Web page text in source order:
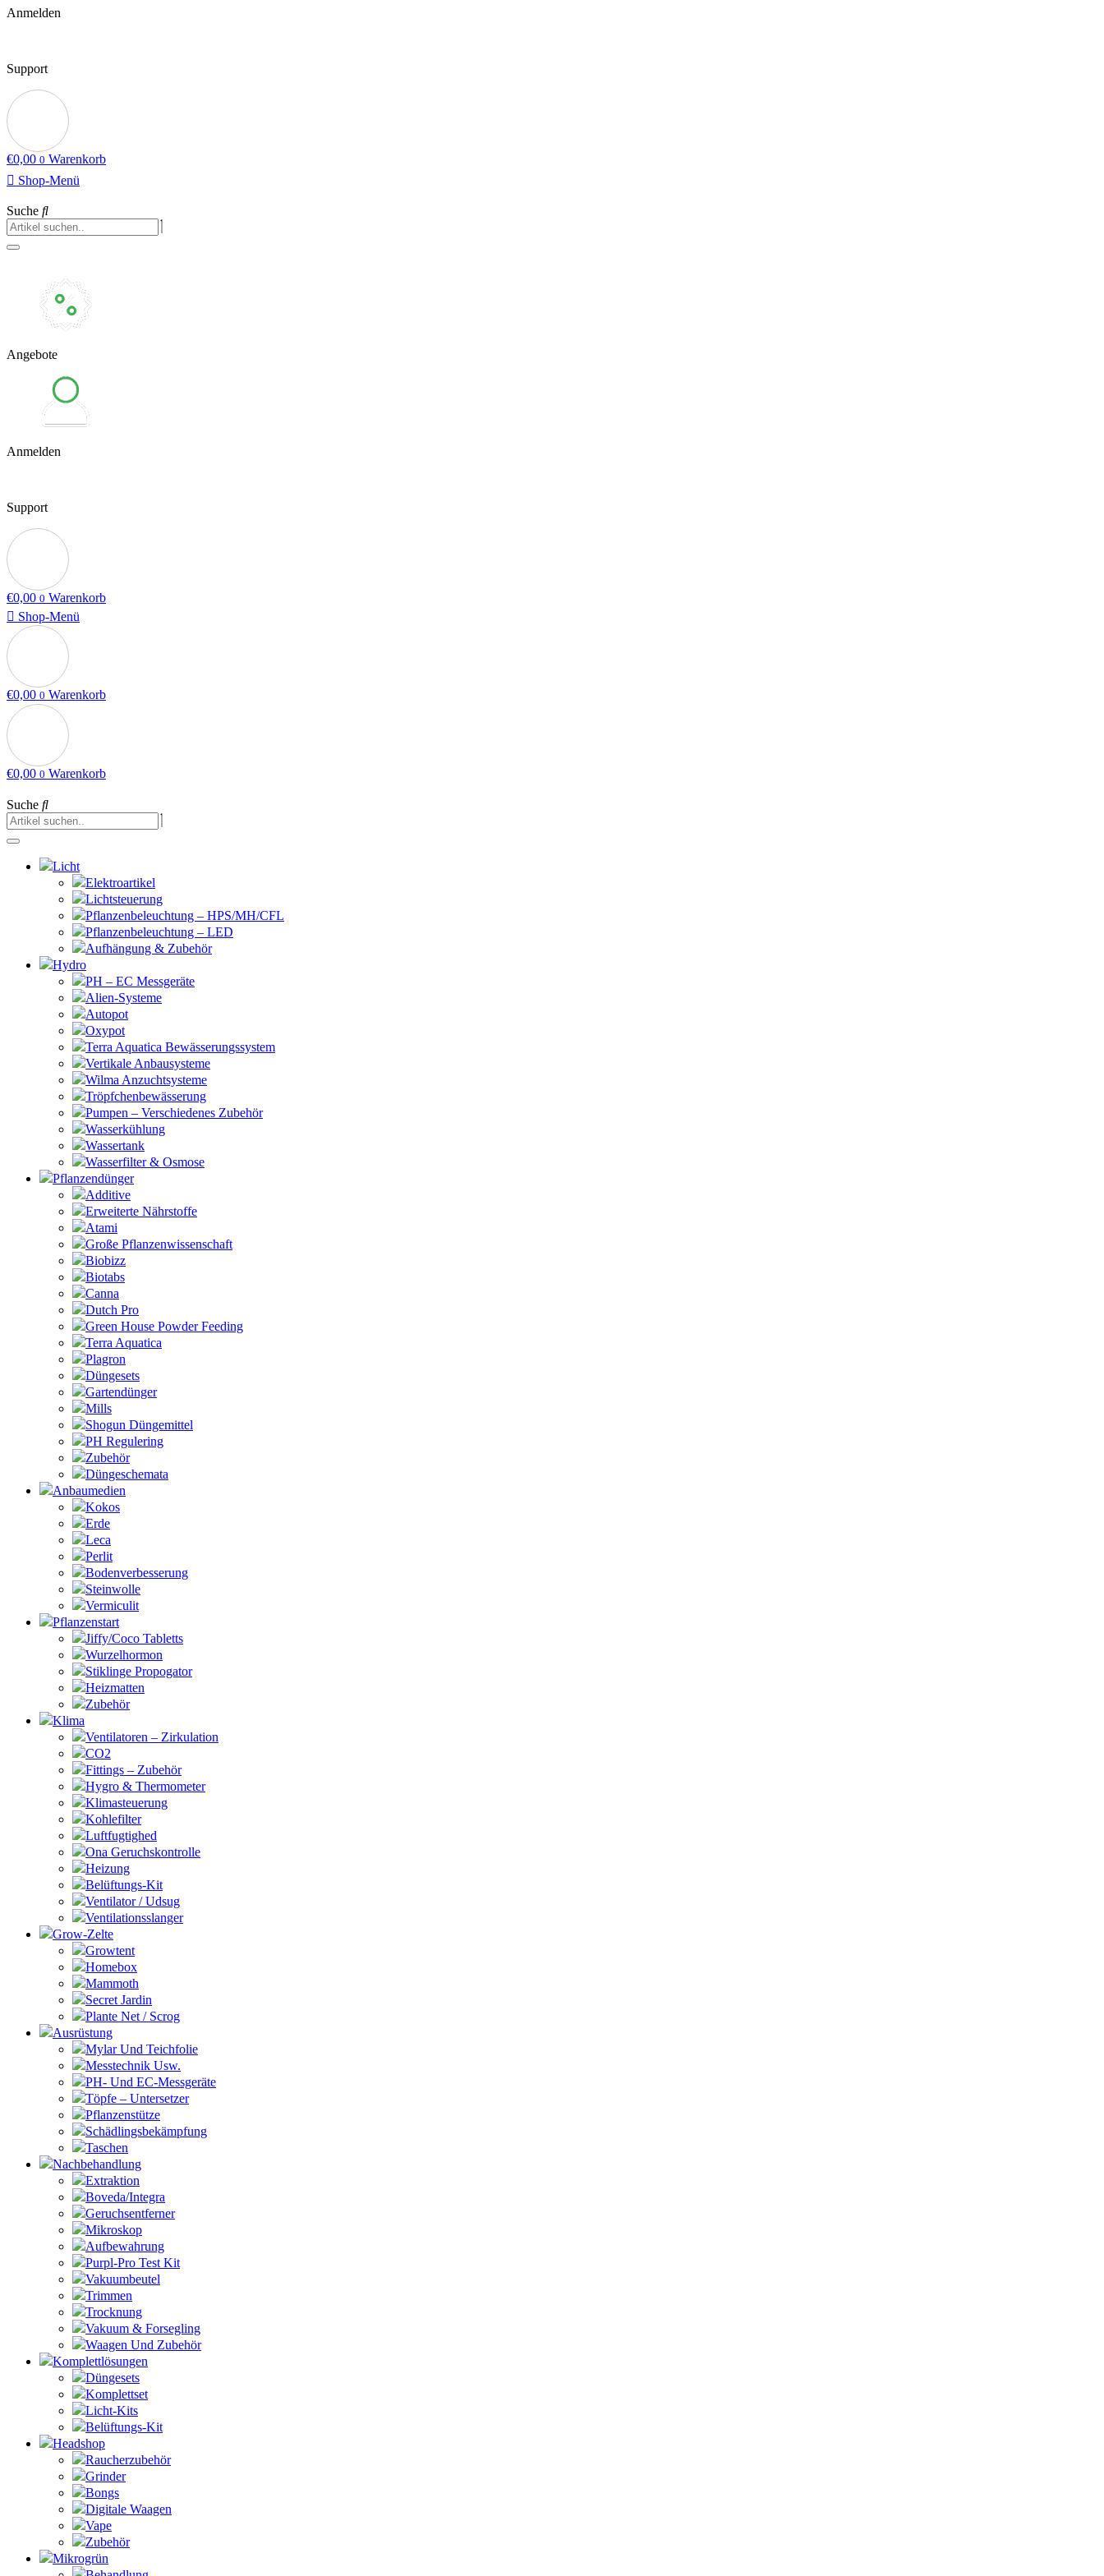
Anmelden
Support
€0,00 0 Warenkorb
Shop-Menü
Suche
Angebote
Anmelden
Support
€0,00 0 Warenkorb
Shop-Menü
€0,00 0 Warenkorb
€0,00 0 Warenkorb
Suche
Licht
Elektroartikel
Lichtsteuerung
Pflanzenbeleuchtung – HPS/MH/CFL
Pflanzenbeleuchtung – LED
Aufhängung & Zubehör
Hydro
PH – EC Messgeräte
Alien-Systeme
Autopot
Oxypot
Terra Aquatica Bewässerungssystem
Vertikale Anbausysteme
Wilma Anzuchtsysteme
Tröpfchenbewässerung
Pumpen – Verschiedenes Zubehör
Wasserkühlung
Wassertank
Wasserfilter & Osmose
Pflanzendünger
Additive
Erweiterte Nährstoffe
Atami
Große Pflanzenwissenschaft
Biobizz
Biotabs
Canna
Dutch Pro
Green House Powder Feeding
Terra Aquatica
Plagron
Düngesets
Gartendünger
Mills
Shogun Düngemittel
PH Regulering
Zubehör
Düngeschemata
Anbaumedien
Kokos
Erde
Leca
Perlit
Bodenverbesserung
Steinwolle
Vermiculit
Pflanzenstart
Jiffy/Coco Tabletts
Wurzelhormon
Stiklinge Propogator
Heizmatten
Zubehör
Klima
Ventilatoren – Zirkulation
CO2
Fittings – Zubehör
Hygro & Thermometer
Klimasteuerung
Kohlefilter
Luftfugtighed
Ona Geruchskontrolle
Heizung
Belüftungs-Kit
Ventilator / Udsug
Ventilationsslanger
Grow-Zelte
Growtent
Homebox
Mammoth
Secret Jardin
Plante Net / Scrog
Ausrüstung
Mylar Und Teichfolie
Messtechnik Usw.
PH- Und EC-Messgeräte
Töpfe – Untersetzer
Pflanzenstütze
Schädlingsbekämpfung
Taschen
Nachbehandlung
Extraktion
Boveda/Integra
Geruchsentferner
Mikroskop
Aufbewahrung
Purpl-Pro Test Kit
Vakuumbeutel
Trimmen
Trocknung
Vakuum & Forsegling
Waagen Und Zubehör
Komplettlösungen
Düngesets
Komplettset
Licht-Kits
Belüftungs-Kit
Headshop
Raucherzubehör
Grinder
Bongs
Digitale Waagen
Vape
Zubehör
Mikrogrün